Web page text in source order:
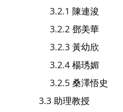
陳連浚
鄧美華
黃幼欣
楊琇媚
桑澤悟史
助理教授